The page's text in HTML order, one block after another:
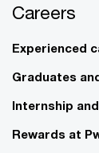
Careers
Experienced
Graduates
Internship
Rewards at